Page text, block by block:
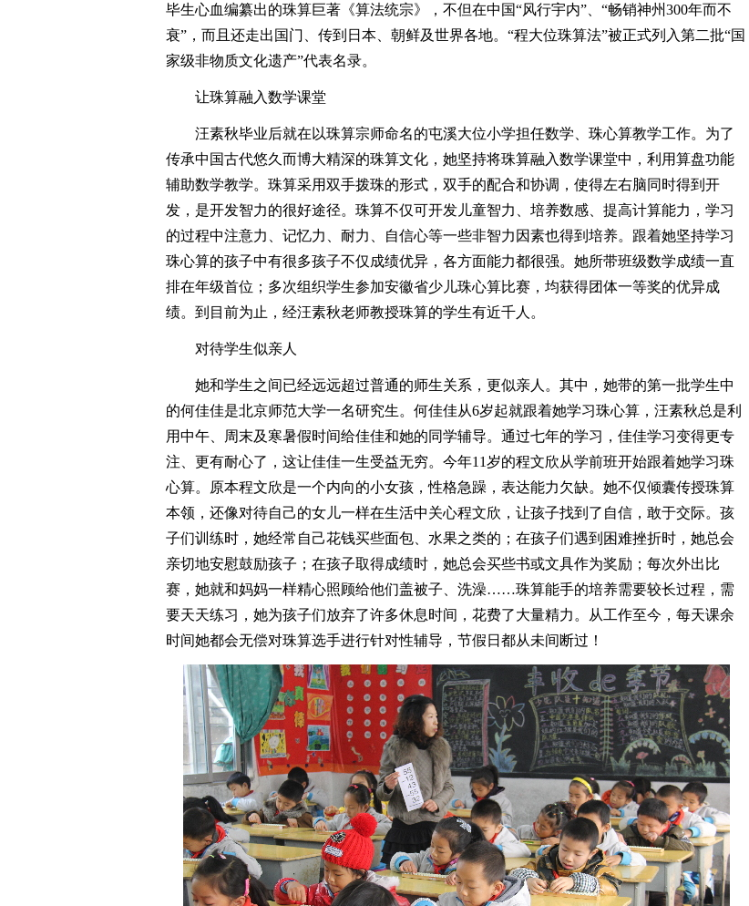
毕生心血编纂出的珠算巨著《算法统宗》，不但在中国“风行宇内”、“畅销神州300年而不
衰”，而且还走出国门、传到日本、朝鲜及世界各地。“程大位珠算法”被正式列入第二批“国
家级非物质文化遗产”代表名录。
让珠算融入数学课堂
汪素秋毕业后就在以珠算宗师命名的屯溪大位小学担任数学、珠心算教学工作。为了
传承中国古代悠久而博大精深的珠算文化，她坚持将珠算融入数学课堂中，利用算盘功能
辅助数学教学。珠算采用双手拨珠的形式，双手的配合和协调，使得左右脑同时得到开
发，是开发智力的很好途径。珠算不仅可开发儿童智力、培养数感、提高计算能力，学习
的过程中注意力、记忆力、耐力、自信心等一些非智力因素也得到培养。跟着她坚持学习
珠心算的孩子中有很多孩子不仅成绩优异，各方面能力都很强。她所带班级数学成绩一直
排在年级首位；多次组织学生参加安徽省少儿珠心算比赛，均获得团体一等奖的优异成
绩。到目前为止，经汪素秋老师教授珠算的学生有近千人。
对待学生似亲人
她和学生之间已经远远超过普通的师生关系，更似亲人。其中，她带的第一批学生中
的何佳佳是北京师范大学一名研究生。何佳佳从6岁起就跟着她学习珠心算，汪素秋总是利
用中午、周末及寒暑假时间给佳佳和她的同学辅导。通过七年的学习，佳佳学习变得更专
注、更有耐心了，这让佳佳一生受益无穷。今年11岁的程文欣从学前班开始跟着她学习珠
心算。原本程文欣是一个内向的小女孩，性格急躁，表达能力欠缺。她不仅倾囊传授珠算
本领，还像对待自己的女儿一样在生活中关心程文欣，让孩子找到了自信，敢于交际。孩
子们训练时，她经常自己花钱买些面包、水果之类的；在孩子们遇到困难挫折时，她总会
亲切地安慰鼓励孩子；在孩子取得成绩时，她总会买些书或文具作为奖励；每次外出比
赛，她就和妈妈一样精心照顾给他们盖被子、洗澡……珠算能手的培养需要较长过程，需
要天天练习，她为孩子们放弃了许多休息时间，花费了大量精力。从工作至今，每天课余
时间她都会无偿对珠算选手进行针对性辅导，节假日都从未间断过！